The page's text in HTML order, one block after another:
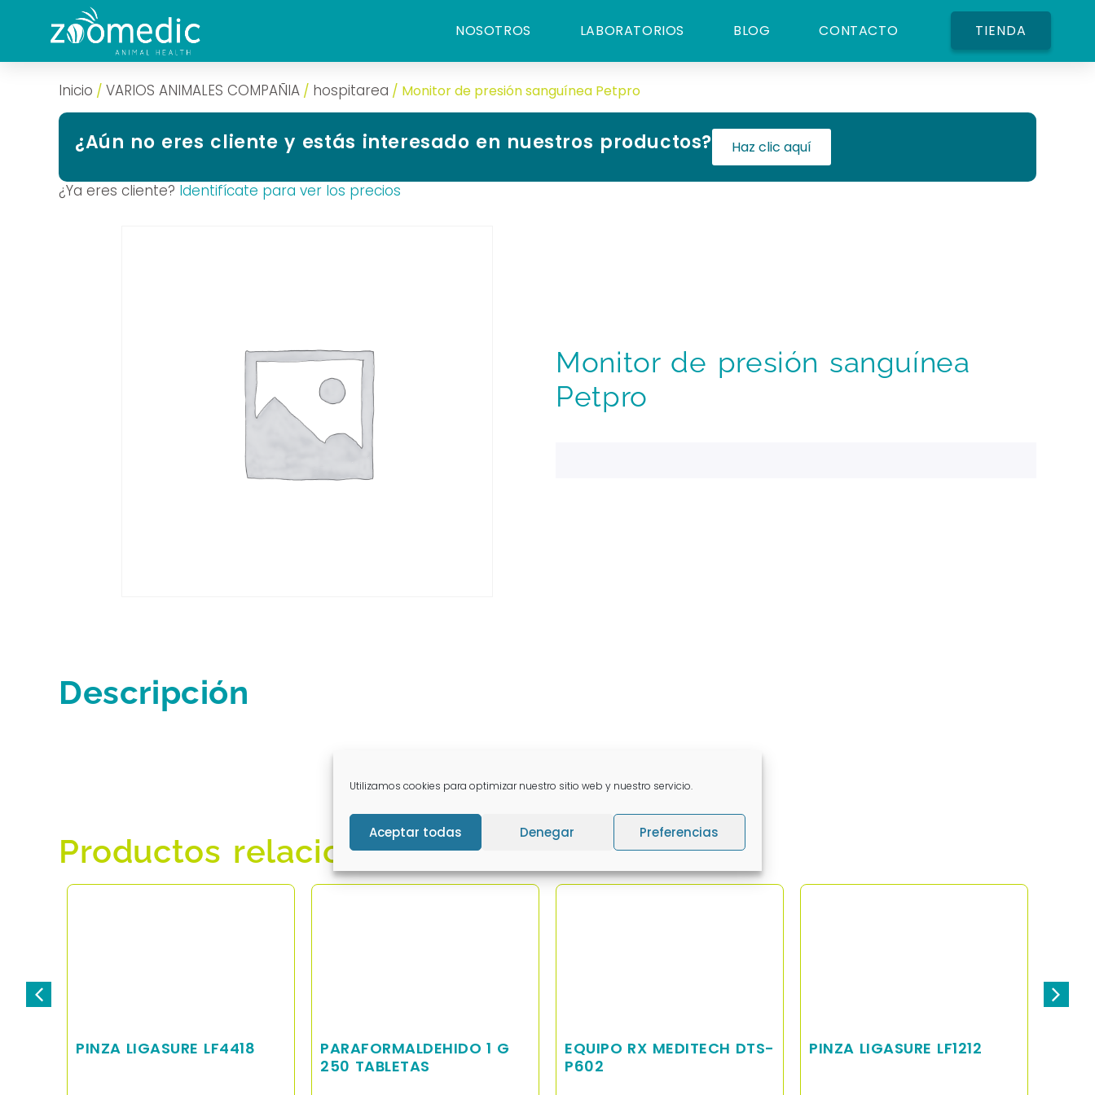
Utilizamos cookies para optimizar nuestro sitio web y nuestro servicio.
Aceptar todas Denegar Preferencias
NOSOTROS LABORATORIOS BLOG CONTACTO TIENDA
Inicio / VARIOS ANIMALES COMPAÑIA / hospitarea / Monitor de presión sanguínea Petpro
¿Aún no eres cliente y estás interesado en nuestros productos? Haz clic aquí
¿Ya eres cliente? Identifícate para ver los precios
Monitor de presión sanguínea
Petpro
Descripción
Productos relacionados
PINZA LIGASURE LF4418
PARAFORMALDEHIDO 1 G
250 TABLETAS
EQUIPO RX MEDITECH DTS-
P602
PINZA LIGASURE LF1212